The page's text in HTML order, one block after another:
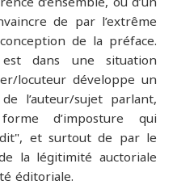
de par l’extrême
de la préface.
dans une situation
locuteur développe un
l’auteur/sujet parlant,
d’imposture qui
et surtout de par le
la légitimité auctoriale
éditoriale.